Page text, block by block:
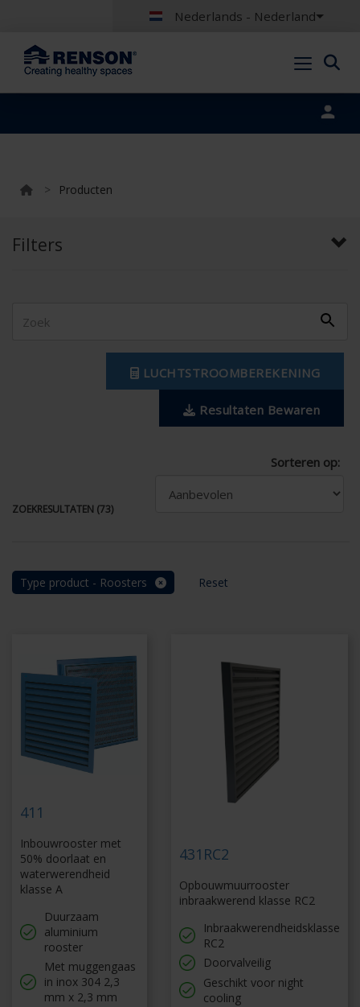
Nederlands - Nederland
> Producten
Filters
LUCHTSTROOMBEREKENING
Resultaten Bewaren
ZOEKRESULTATEN (73)
Sorteren op:
Type product - Roosters Reset
411
Inbouwrooster met
50% doorlaat en
waterwerendheid
klasse A
Duurzaam
aluminium
rooster
Met muggengaas
in inox 304 2,3
mm x 2,3 mm
431RC2
Opbouwmuurrooster
inbraakwerend klasse RC2
Inbraakwerendheidsklasse
RC2
Doorvalveilig
Geschikt voor night
cooling